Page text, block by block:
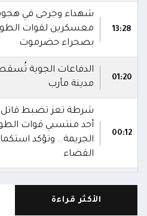
13:28
شهداء وجرحى في
معسكرين لقوات
بصحراء حضرموت
01:20
الدفاعات الجوية
مدينة مأرب
00:12
شرطة تعز تضبط
أحد منتسبي قوات
الجريمة.. وتؤكد
القضاء
وتجهيز 11الأكثر قراءة